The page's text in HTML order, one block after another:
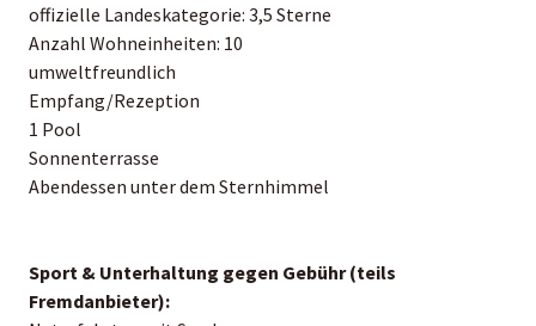
offizielle Landeskategorie: 3,5 Sterne
Anzahl Wohneinheiten: 10
umweltfreundlich
Empfang/Rezeption
1 Pool
Sonnenterrasse
Abendessen unter dem Sternhimmel
Sport & Unterhaltung gegen Gebühr (teils
Fremdanbieter):